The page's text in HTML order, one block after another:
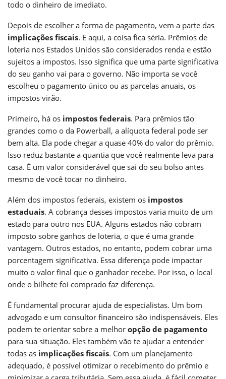
todo o dinheiro de imediato.
Depois de escolher a forma de pagamento, vem a parte das
implicações fiscais. E aqui, a coisa fica séria. Prêmios de
loteria nos Estados Unidos são considerados renda e estão
sujeitos a impostos. Isso significa que uma parte significativa
do seu ganho vai para o governo. Não importa se você
escolheu o pagamento único ou as parcelas anuais, os
impostos virão.
Primeiro, há os impostos federais. Para prêmios tão
grandes como o da Powerball, a alíquota federal pode ser
bem alta. Ela pode chegar a quase 40% do valor do prêmio.
Isso reduz bastante a quantia que você realmente leva para
casa. É um valor considerável que sai do seu bolso antes
mesmo de você tocar no dinheiro.
Além dos impostos federais, existem os impostos
estaduais. A cobrança desses impostos varia muito de um
estado para outro nos EUA. Alguns estados não cobram
imposto sobre ganhos de loteria, o que é uma grande
vantagem. Outros estados, no entanto, podem cobrar uma
porcentagem significativa. Essa diferença pode impactar
muito o valor final que o ganhador recebe. Por isso, o local
onde o bilhete foi comprado faz diferença.
É fundamental procurar ajuda de especialistas. Um bom
advogado e um consultor financeiro são indispensáveis. Eles
podem te orientar sobre a melhor opção de pagamento
para sua situação. Eles também vão te ajudar a entender
todas as implicações fiscais. Com um planejamento
adequado, é possível otimizar o recebimento do prêmio e